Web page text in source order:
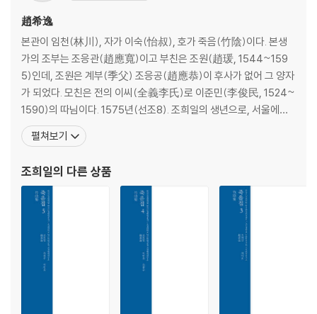
조희일의 외증손(外曾孫) 권익륭(權益隆)의 장서기가 있는 것이 서울대
학교 규장각한국학연구원에 있으며, 중간본은 현존 《죽음집》의 대부분을
차지하는 것으로 다수의 기관에 소장되어 있다. 특히 규장각한국학연구원
은 두 간본(刊本)을 모두 소장하고 있는데, 이곳의 중간본이 바로 이 책의
번역 대본이다. 『죽음집 1』에는 송시열, 김수항, 이민서의 서문과 제1권~
제2권의 내용이 실려 있다.
병골부 病?賦·145
일읍등주부 一揖登舟賦·151
증검부 贈劍賦·160
우의조연영부 羽衣朝延英賦·168
불탐위보부 不貪爲寶賦·179
포편부 蒲鞭賦·187
호남팔부 呼南八賦·208
목요부 木妖賦·231
투무부 投巫賦·244
견사제벽계부 遣使祭碧鷄賦·253
초불사영어동풍부 草不謝榮於東風賦·262
매륜부 埋輪賦·270
사상림자부 賜商霖字賦·279
청풍명월불용일전매부 淸風明月不用一錢買賦·288
趙希逸
본관이 임천(林川), 자가 이숙(怡叔), 호가 죽음(竹陰)이다. 본생
가의 조부는 조응관(趙應寬)이고 부친은 조원(趙瑗, 1544~159
5)인데, 조원은 계부(季父) 조응공(趙應恭)이 후사가 없어 그 양자
가 되었다. 모친은 전의 이씨(全義李氏)로 이준민(李俊民, 1524~
1590)의 따님이다. 1575년(선조8). 조희일의 생년으로, 서울에서
태어났다. 태어나면서 정수리뼈 부위에 연꽃 모양의 형상이 있었다고
한다. 7세 때에는 칠언시를 짓고 선배 학자에게 “이백(李白)의 시를
들었다고 한다. 조희일은 송시열의 평에
펼쳐보기
조희일의 다른 상품